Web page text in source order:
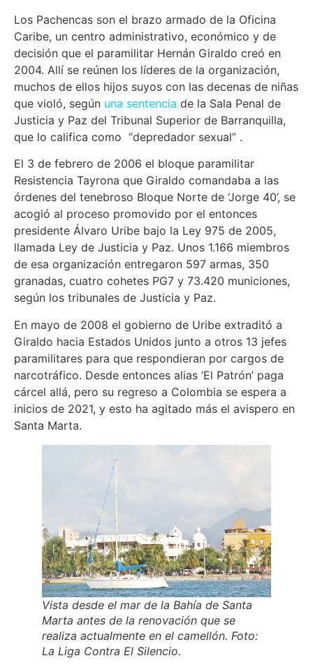
Los Pachencas son el brazo armado de la Oficina
Caribe, un centro administrativo, económico y de
decisión que el paramilitar Hernán Giraldo creó en
2004. Allí se reúnen los líderes de la organización,
muchos de ellos hijos suyos con las decenas de niñas
que violó, según una sentencia de la Sala Penal de
Justicia y Paz del Tribunal Superior de Barranquilla,
que lo califica como “depredador sexual” .
El 3 de febrero de 2006 el bloque paramilitar
Resistencia Tayrona que Giraldo comandaba a las
órdenes del tenebroso Bloque Norte de ‘Jorge 40’, se
acogió al proceso promovido por el entonces
presidente Álvaro Uribe bajo la Ley 975 de 2005,
llamada Ley de Justicia y Paz. Unos 1.166 miembros
de esa organización entregaron 597 armas, 350
granadas, cuatro cohetes PG7 y 73.420 municiones,
según los tribunales de Justicia y Paz.
En mayo de 2008 el gobierno de Uribe extraditó a
Giraldo hacia Estados Unidos junto a otros 13 jefes
paramilitares para que respondieran por cargos de
narcotráfico. Desde entonces alias ‘El Patrón’ paga
cárcel allá, pero su regreso a Colombia se espera a
inicios de 2021, y esto ha agitado más el avispero en
Santa Marta.
Vista desde el mar de la Bahía de Santa
Marta antes de la renovación que se
realiza actualmente en el camellón. Foto:
La Liga Contra El Silencio.